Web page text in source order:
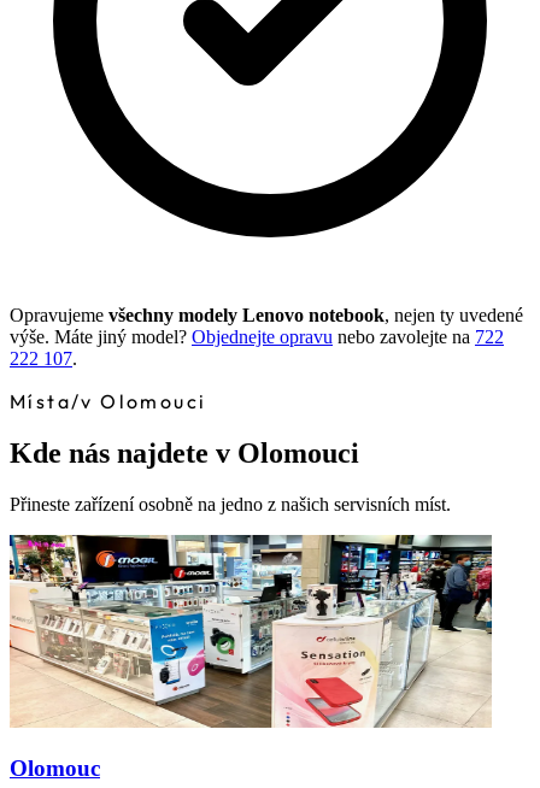
Opravujeme všechny modely Lenovo notebook, nejen ty uvedené
výše. Máte jiný model? Objednejte opravu nebo zavolejte na 722
222 107.
Místa/v Olomouci
Kde nás najdete v Olomouci
Přineste zařízení osobně na jedno z našich servisních míst.
Olomouc